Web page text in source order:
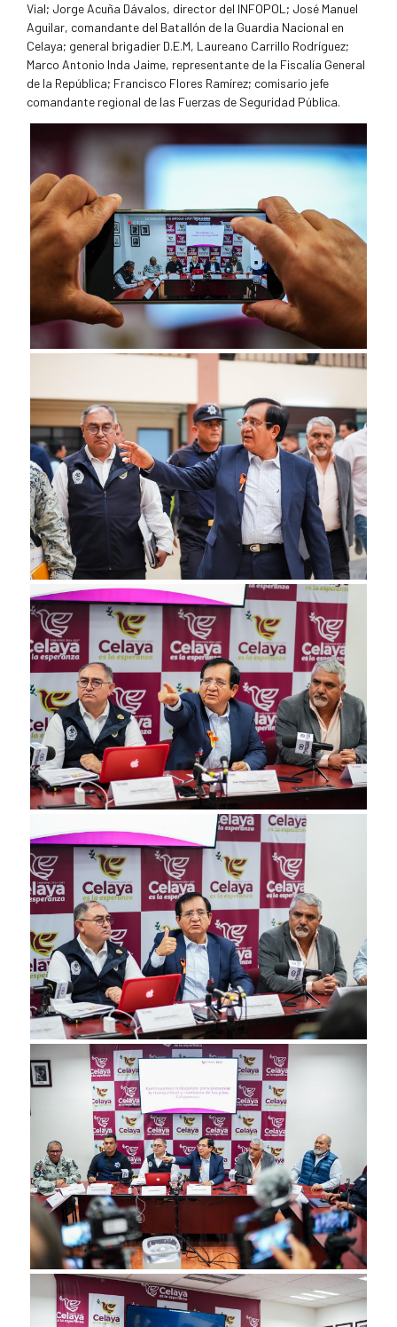
Vial; Jorge Acuña Dávalos, director del INFOPOL; José Manuel
Aguilar, comandante del Batallón de la Guardia Nacional en
Celaya; general brigadier D.E.M, Laureano Carrillo Rodríguez;
Marco Antonio Inda Jaime, representante de la Fiscalía General
de la República; Francisco Flores Ramírez; comisario jefe
comandante regional de las Fuerzas de Seguridad Pública.